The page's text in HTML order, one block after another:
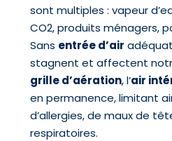
sont multiples : vapeur
CO2, produits ménagers,
Sans entrée d’air
stagnent et affectent
grille d’aération, l’air
en permanence, limitant
d’allergies, de maux de
respiratoires.